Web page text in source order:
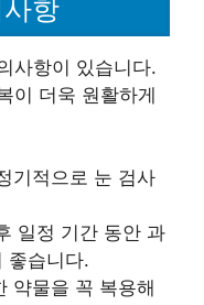
항
사항이 있습니다.
이 더욱 원활하게
기적으로 눈 검사
일정 기간 동안 과
좋습니다.
약물을 꼭 복용해